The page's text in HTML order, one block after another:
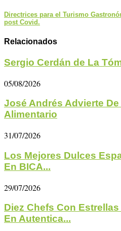
Directrices para el Turismo
post Covid.
Relacionados
Sergio Cerdán de La
05/08/2026
José Andrés Advierte
Alimentario
31/07/2026
Los Mejores Dulces
En BICA...
29/07/2026
Diez Chefs Con
En Autentica...